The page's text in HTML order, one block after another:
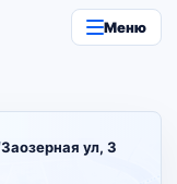
Меню
Заозерная ул, 3